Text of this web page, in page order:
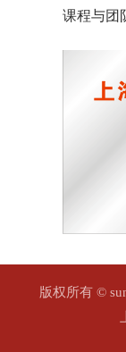
课程与团
版权所有 ©️